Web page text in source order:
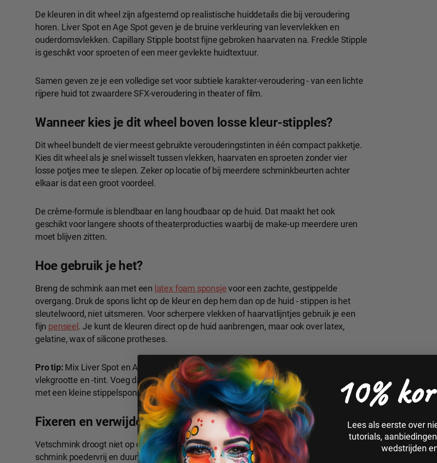
De kleuren in dit wheel zijn afgestemd op realistische huiddetails die bij veroudering
horen. Liver Spot en Age Spot geven je de bruine verkleuring van levervlekken en
ouderdomsvlekken. Capillary Stipple bootst fijne gebroken haarvaten na. Freckle Stipple
is geschikt voor sproeten of een meer gevlekte huidtextuur.
Samen geven ze je een volledige set voor subtiele karakter-veroudering - van een lichte
rijpere huid tot zwaardere SFX-veroudering in theater of film.
Wanneer kies je dit wheel boven losse kleur-stipples?
Dit wheel bundelt de vier meest gebruikte verouderingstinten in één compact pakketje.
Kies dit wheel als je snel wisselt tussen vlekken, haarvaten en sproeten zonder vier
losse potjes mee te slepen. Zeker op locatie of bij meerdere schminkbeurten achter
elkaar is dat een groot voordeel.
De crème-formule is blendbaar en lang houdbaar op de huid. Dat maakt het ook
geschikt voor langere shoots of theaterproducties waarbij de make-up meerdere uren
moet blijven zitten.
Hoe gebruik je het?
Breng de schmink aan met een latex foam sponsjevoor een zachte, gestippelde
overgang. Druk de spons licht op de kleur en dep hem dan op de huid - stippen is het
sleutelwoord, niet uitsmeren. Voor scherpere vlekken of haarvatlijntjes gebruik je een
fijn penseel. Je kunt de kleuren direct op de huid aanbrengen, maar ook over latex,
gelatine, wax of silicone protheses.
Pro tip: Mix Liver Spot en Age Spot op een mengplaatje voor iets meer variatie in
vlekgrootte en -tint. Voeg daarna Capillary Stipple toe op de neus, wangen en slaapjes
met een kleine stippelspons voor gelaagde, overtuigende huidveroudering.
Fixeren en verwijderen
Vetschmink droogt niet op de huid, dus fixeren metsetting powderis nodig om de
schmink poedervrij en duurzaam te maken. Breng het powder aan met een powder puff
10%
Lees als eerste over
tutorials,
wedstrijden